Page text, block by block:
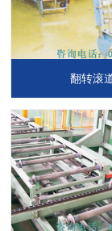
翻转滚